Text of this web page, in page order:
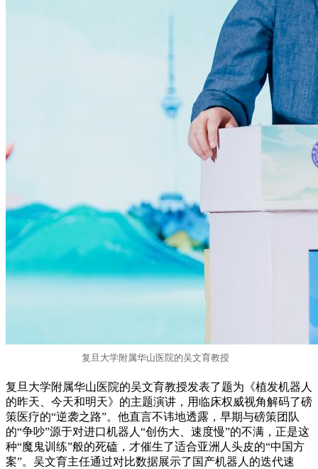
复旦大学附属华山医院的吴文育教授
复旦大学附属华山医院的吴文育教授发表了题为《植发机器人
的昨天、今天和明天》的主题演讲，用临床权威视角解码了磅
策医疗的“逆袭之路”。他直言不讳地透露，早期与磅策团队
的“争吵”源于对进口机器人“创伤大、速度慢”的不满，正是这
种“魔鬼训练”般的死磕，才催生了适合亚洲人头皮的“中国方
案”。吴文育主任通过对比数据展示了国产机器人的迭代速